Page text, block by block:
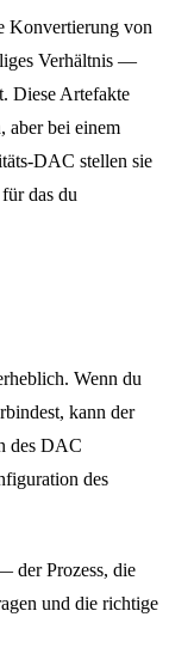
Konvertierung von
Verhältnis —
Diese Artefakte
aber bei einem
DAC stellen sie
das du
Wenn du
kann der
des DAC
des
der Prozess, die
und die richtige